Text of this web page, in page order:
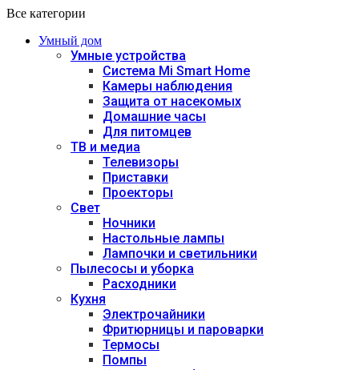
Все категории
Умный дом
Умные устройства
Система Mi Smart Home
Камеры наблюдения
Защита от насекомых
Домашние часы
Для питомцев
ТВ и медиа
Телевизоры
Приставки
Проекторы
Свет
Ночники
Настольные лампы
Лампочки и светильники
Пылесосы и уборка
Расходники
Кухня
Электрочайники
Фритюрницы и пароварки
Термосы
Помпы